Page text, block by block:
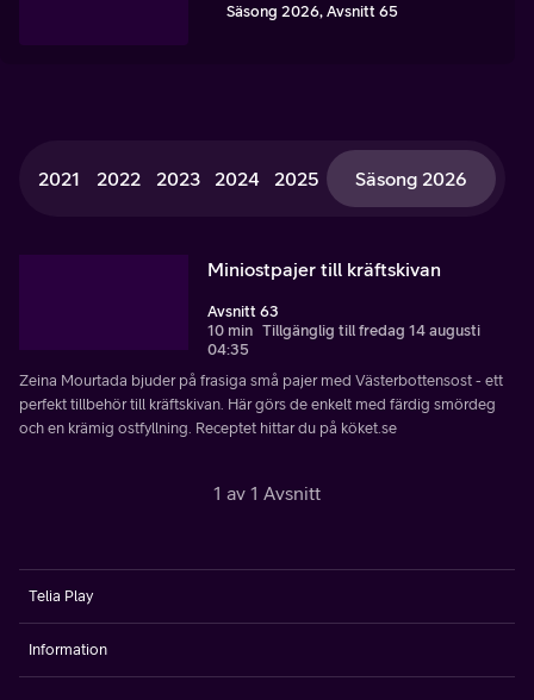
Säsong 2026, Avsnitt 65
2021 2022 2023 2024 2025 Säsong 2026
Miniostpajer till kräftskivan
Avsnitt 63
10 min Tillgänglig till fredag 14 augusti
04:35
Zeina Mourtada bjuder på frasiga små pajer med Västerbottensost - ett
perfekt tillbehör till kräftskivan. Här görs de enkelt med färdig smördeg
och en krämig ostfyllning. Receptet hittar du på köket.se
1 av 1 Avsnitt
Telia Play
Information